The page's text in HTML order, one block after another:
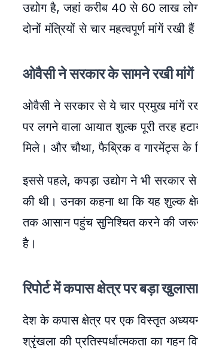
उद्योग है, जहां करीब 40 से 60 लाख
दोनों मंत्रियों से चार महत्वपूर्ण मांगें रखी
ओवैसी ने सरकार के सामने रखी मांगें
ओवैसी ने सरकार से ये चार प्रमुख मांगें
पर लगने वाला आयात शुल्क पूरी तरह
मिले। और चौथा, फैब्रिक व गारमेंट्स के
इससे पहले, कपड़ा उद्योग ने भी सरकार
की थी। उनका कहना था कि यह शुल्क
तक आसान पहुंच सुनिश्चित करने की जरूरत
है।
रिपोर्ट में कपास क्षेत्र पर बड़ा खुलासा
देश के कपास क्षेत्र पर एक विस्तृत अध्ययन
श्रृंखला की प्रतिस्पर्धात्मकता का गहन